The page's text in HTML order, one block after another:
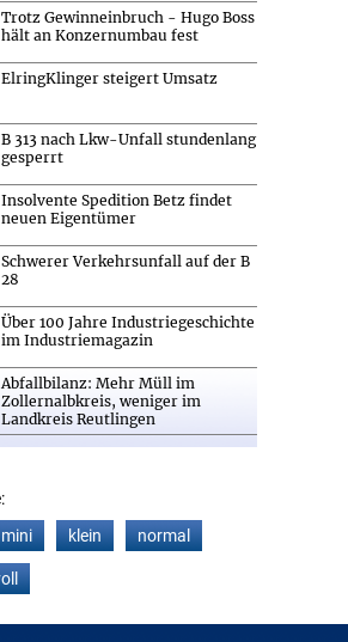
Trotz Gewinneinbruch - Hugo Boss
hält an Konzernumbau fest
ElringKlinger steigert Umsatz
B 313 nach Lkw-Unfall stundenlang
gesperrt
Insolvente Spedition Betz findet
neuen Eigentümer
Schwerer Verkehrsunfall auf der B
28
Über 100 Jahre Industriegeschichte
im Industriemagazin
Abfallbilanz: Mehr Müll im
Zollernalbkreis, weniger im
Landkreis Reutlingen
mini klein normal